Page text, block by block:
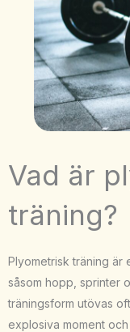
Vad är
träning?
Plyometrisk träning är
såsom hopp, sprinter
träningsform utövas
explosiva moment